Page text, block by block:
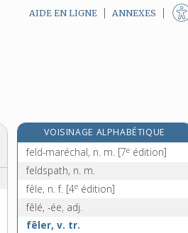
AIDE EN LIGNE ANNEXES
VOISINAGE ALPHABÉTIQUE
feintise, n. f.[7e édition]
feld-maréchal, n. m. [7e édition]
feldspath, n. m.
fêle, n. f. [4e édition]
fêlé, -ée, adj.
fêler, v. tr.